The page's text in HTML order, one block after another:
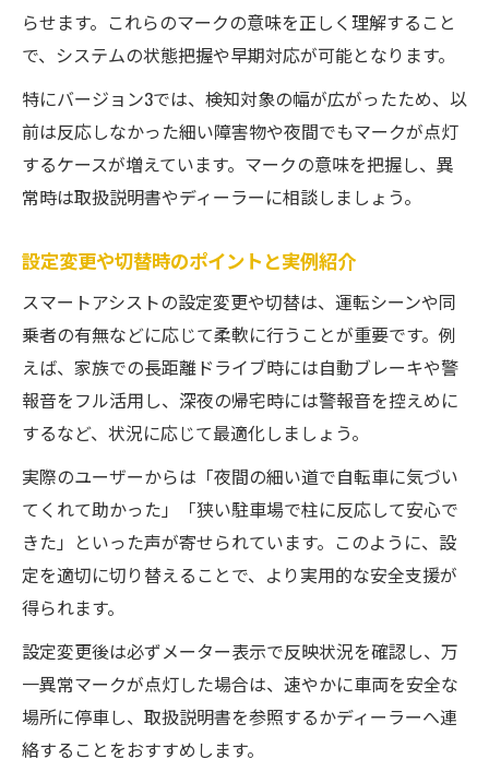
らせます。これらのマークの意味を正しく理解すること
で、システムの状態把握や早期対応が可能となります。
特にバージョン3では、検知対象の幅が広がったため、以
前は反応しなかった細い障害物や夜間でもマークが点灯
するケースが増えています。マークの意味を把握し、異
常時は取扱説明書やディーラーに相談しましょう。
設定変更や切替時のポイントと実例紹介
スマートアシストの設定変更や切替は、運転シーンや同
乗者の有無などに応じて柔軟に行うことが重要です。例
えば、家族での長距離ドライブ時には自動ブレーキや警
報音をフル活用し、深夜の帰宅時には警報音を控えめに
するなど、状況に応じて最適化しましょう。
実際のユーザーからは「夜間の細い道で自転車に気づい
てくれて助かった」「狭い駐車場で柱に反応して安心で
きた」といった声が寄せられています。このように、設
定を適切に切り替えることで、より実用的な安全支援が
得られます。
設定変更後は必ずメーター表示で反映状況を確認し、万
一異常マークが点灯した場合は、速やかに車両を安全な
場所に停車し、取扱説明書を参照するかディーラーへ連
絡することをおすすめします。